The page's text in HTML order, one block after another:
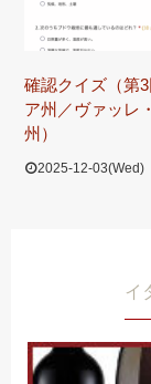
確認クイズ（第3
ア州／ヴァッレ
州）
2025-12-03(Wed)
イ